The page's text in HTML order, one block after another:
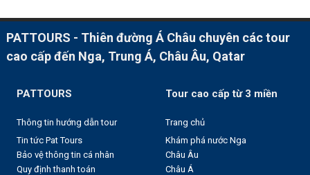
PATTOURS - Thiên đường Á Châu chuyên các tour
cao cấp đến Nga, Trung Á, Châu Âu, Qatar
PATTOURS
Thông tin hướng dẫn tour
Tin tức Pat Tours
Bảo vệ thông tin cá nhân
Quy định thanh toán
Tour cao cấp từ 3 miền
Trang chủ
Khám phá nước Nga
Châu Âu
Châu Á